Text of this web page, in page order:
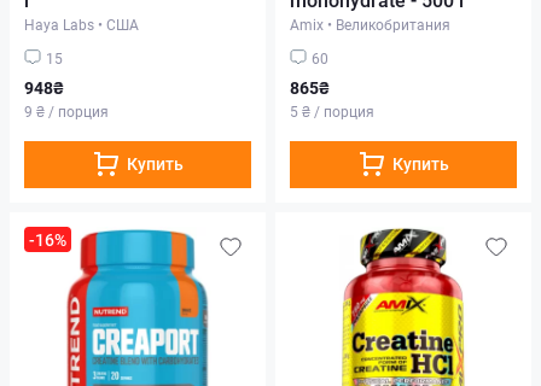
Haya Labs • США
15
948₴
9 ₴ / порция
Купить
Amix • Великобритания
60
865₴
5 ₴ / порция
Купить
-16%